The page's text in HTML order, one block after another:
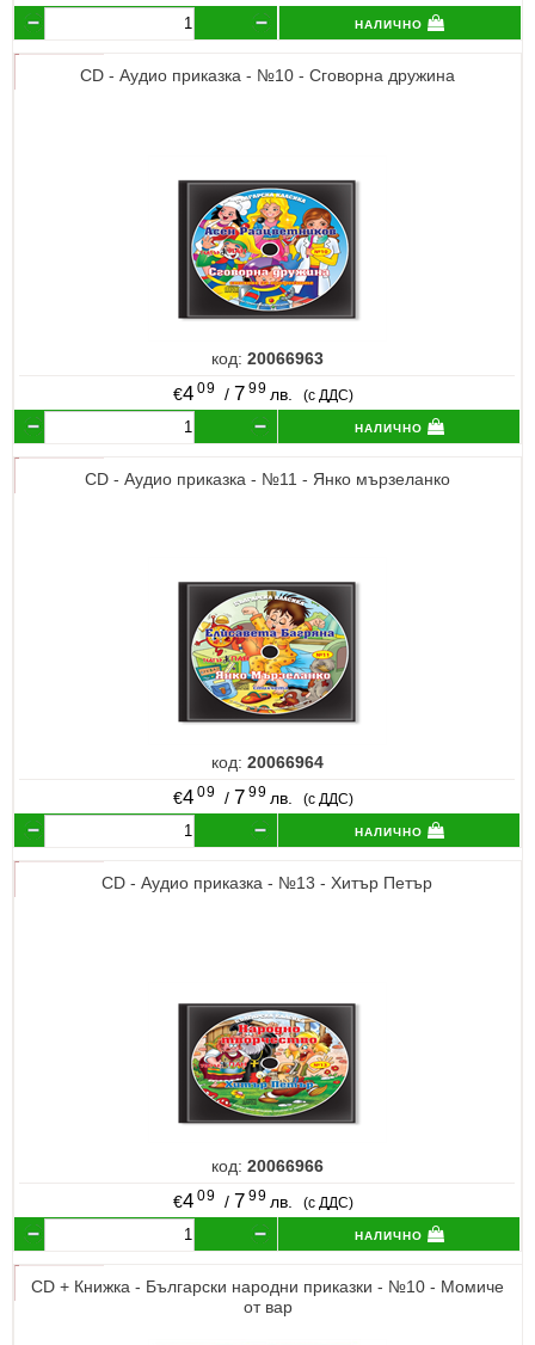
налично
CD - Аудио приказка - №10 - Сговорна дружина
код: 20066963
€4 09 / 7 99 лв. (с ДДС)
налично
CD - Аудио приказка - №11 - Янко мързеланко
код: 20066964
€4 09 / 7 99 лв. (с ДДС)
налично
CD - Аудио приказка - №13 - Хитър Петър
код: 20066966
€4 09 / 7 99 лв. (с ДДС)
налично
CD + Книжка - Български народни приказки - №10 - Момиче
от вар